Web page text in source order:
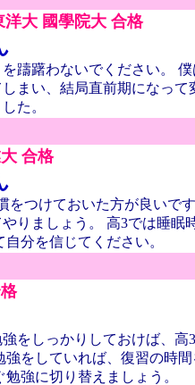
大 國學院大 合格
躊躇わないでください。
まい、結局直前期になって
た。
合格
をつけておいた方が良いで
りましょう。 高3では睡眠
分を信じてください。
をしっかりしておけば、高
強をしていれば、復習の時
強に切り替えましょう。